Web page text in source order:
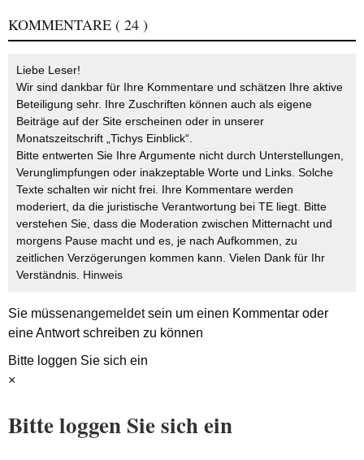
KOMMENTARE ( 24 )
Liebe Leser!
Wir sind dankbar für Ihre Kommentare und schätzen Ihre aktive
Beteiligung sehr. Ihre Zuschriften können auch als eigene
Beiträge auf der Site erscheinen oder in unserer
Monatszeitschrift „Tichys Einblick“.
Bitte entwerten Sie Ihre Argumente nicht durch Unterstellungen,
Verunglimpfungen oder inakzeptable Worte und Links. Solche
Texte schalten wir nicht frei. Ihre Kommentare werden
moderiert, da die juristische Verantwortung bei TE liegt. Bitte
verstehen Sie, dass die Moderation zwischen Mitternacht und
morgens Pause macht und es, je nach Aufkommen, zu
zeitlichen Verzögerungen kommen kann. Vielen Dank für Ihr
Verständnis. Hinweis
Sie müssenangemeldetsein um einen Kommentar oder
eine Antwort schreiben zu können
Bitte loggen Sie sich ein
×
Bitte loggen Sie sich ein